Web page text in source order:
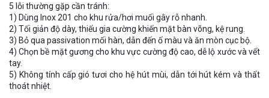
5 lỗi thường gặp cần tránh:
1) Dùng Inox 201 cho khu rửa/hơi muối gây rỗ nhanh.
2) Tối giản độ dày, thiếu gia cường khiến mặt bàn võng, kệ rung.
3) Bỏ qua passivation mối hàn, dẫn đến ố màu và ăn mòn cục bộ.
4) Chọn bề mặt gương cho khu vực cường độ cao, dễ lộ xước và vết
tay.
5) Không tính cấp gió tươi cho hệ hút mùi, dẫn tới hút kém và thất
thoát nhiệt.